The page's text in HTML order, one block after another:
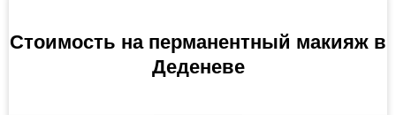
Стоимость на перманентный макияж в
Деденеве